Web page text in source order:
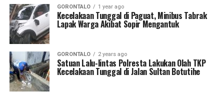
GORONTALO 1 year ago
Kecelakaan Tunggal di Paguat, Minibus Tabrak
Lapak Warga Akibat Sopir Mengantuk
GORONTALO 2 years ago
Satuan Lalu-lintas Polresta Lakukan Olah TKP
Kecelakaan Tunggal di Jalan Sultan Botutihe